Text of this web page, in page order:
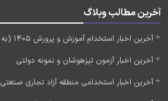
آخرین مطالب وبلاگ
آخرین اخبار استخدام آموزش و پرورش 1405 (به زودی)
آخرین اخبار آزمون تیزهوشان و نمونه دولتی
آخرین اخبار استخدامی منطقه آزاد تجاری صنعتی 1405